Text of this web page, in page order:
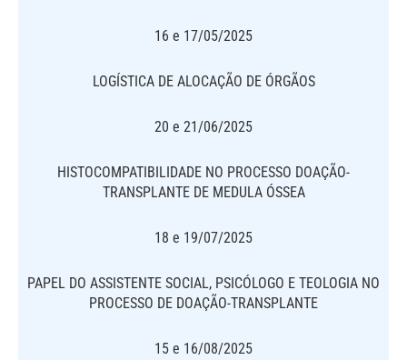
16 e 17/05/2025
LOGÍSTICA DE ALOCAÇÃO DE ÓRGÃOS
20 e 21/06/2025
HISTOCOMPATIBILIDADE NO PROCESSO DOAÇÃO-
TRANSPLANTE DE MEDULA ÓSSEA
18 e 19/07/2025
PAPEL DO ASSISTENTE SOCIAL, PSICÓLOGO E TEOLOGIA NO
PROCESSO DE DOAÇÃO-TRANSPLANTE
15 e 16/08/2025